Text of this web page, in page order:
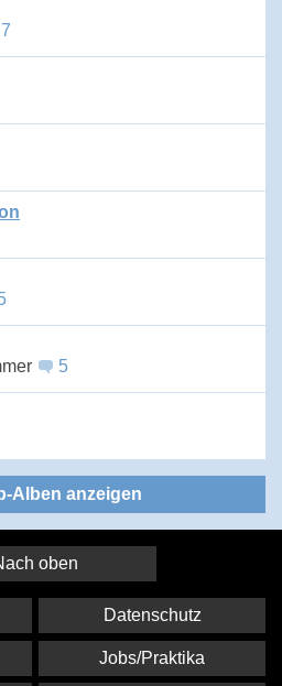
7
5
Alben anzeigen
oben
Datenschutz
Jobs/Praktika